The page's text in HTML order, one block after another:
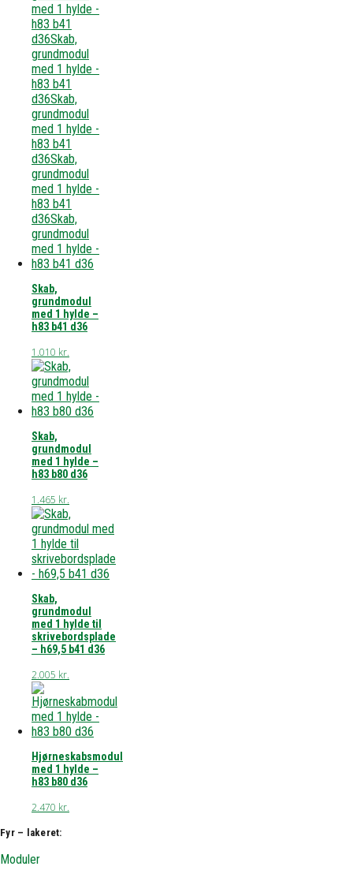
Skab,
grundmodul
med 1 hylde –
h83 b41 d36
1.010 kr.
Skab,
grundmodul
med 1 hylde –
h83 b80 d36
1.465 kr.
Skab,
grundmodul
med 1 hylde til
skrivebordsplade
– h69,5 b41 d36
2.005 kr.
Hjørneskabsmodul
med 1 hylde –
h83 b80 d36
2.470 kr.
Fyr – lakeret:
Moduler